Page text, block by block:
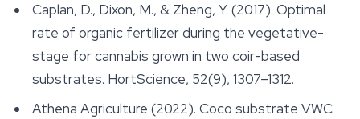
Caplan, D., Dixon, M., & Zheng, Y. (2017). Optimal
rate of organic fertilizer during the vegetative-
stage for cannabis grown in two coir-based
substrates. HortScience, 52(9), 1307–1312.
Athena Agriculture (2022). Coco substrate VWC